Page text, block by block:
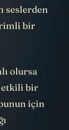
seslerden
bir
olursa
etkili bir
için